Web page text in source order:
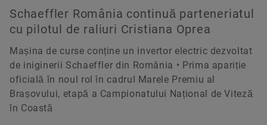
Schaeffler România continuă parteneriatul
cu pilotul de raliuri Cristiana Oprea
Mașina de curse conține un invertor electric dezvoltat
de iniginerii Schaeffler din România • Prima apariție
oficială în noul rol în cadrul Marele Premiu al
Brașovului, etapă a Campionatului Național de Viteză
în Coastă